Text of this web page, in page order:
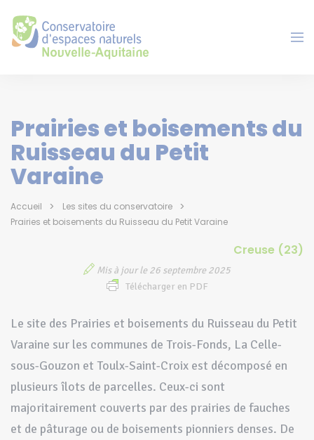
Prairies et boisements du
Ruisseau du Petit
Varaine
Accueil
Les sites du conservatoire
Prairies et boisements du Ruisseau du Petit Varaine
Creuse (23)
Mis à jour le 26 septembre 2025
Télécharger en PDF
Le site des Prairies et boisements du Ruisseau du Petit
Varaine sur les communes de Trois-Fonds, La Celle-
sous-Gouzon et Toulx-Saint-Croix est décomposé en
plusieurs îlots de parcelles. Ceux-ci sont
majoritairement couverts par des prairies de fauches
et de pâturage ou de boisements pionniers denses. De